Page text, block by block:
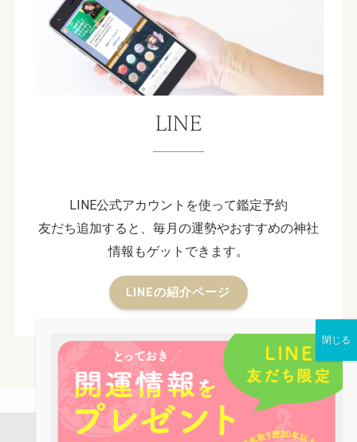
LINE
LINE公式アカウントを使って鑑定予約
友だち追加すると、毎月の運勢やおすすめの神社
情報もゲットできます。
LINEの紹介ページ